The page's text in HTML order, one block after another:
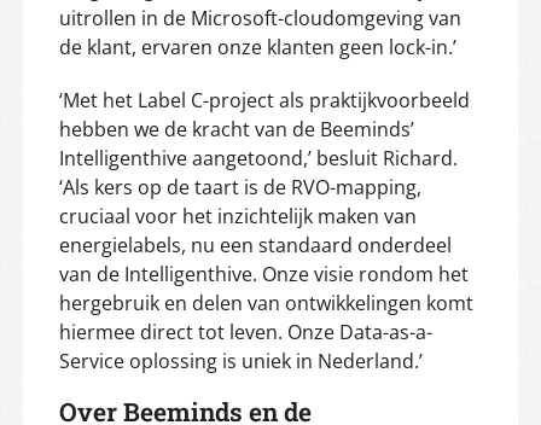
uitrollen in de Microsoft-cloudomgeving van
de klant, ervaren onze klanten geen lock-in.’
‘Met het Label C-project als praktijkvoorbeeld
hebben we de kracht van de Beeminds’
Intelligenthive aangetoond,’ besluit Richard.
‘Als kers op de taart is de RVO-mapping,
cruciaal voor het inzichtelijk maken van
energielabels, nu een standaard onderdeel
van de Intelligenthive. Onze visie rondom het
hergebruik en delen van ontwikkelingen komt
hiermee direct tot leven. Onze Data-as-a-
Service oplossing is uniek in Nederland.’
Over Beeminds en de